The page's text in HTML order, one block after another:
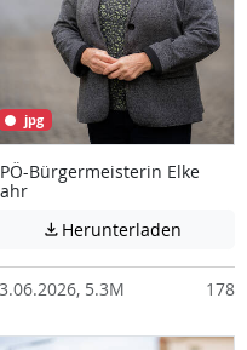
Datei enthält unter
jpg
Bürgermeisterin Elke
 Herunterladen
5.3M 178